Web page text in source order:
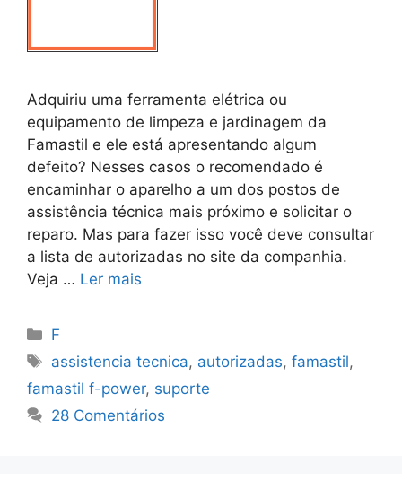
Adquiriu uma ferramenta elétrica ou
equipamento de limpeza e jardinagem da
Famastil e ele está apresentando algum
defeito? Nesses casos o recomendado é
encaminhar o aparelho a um dos postos de
assistência técnica mais próximo e solicitar o
reparo. Mas para fazer isso você deve consultar
a lista de autorizadas no site da companhia.
Veja … Ler mais
Categorias
F
Tags
assistencia tecnica, autorizadas,famastil,
famastil f-power, suporte
28 Comentários